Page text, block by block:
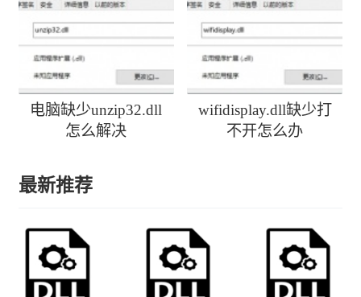
电脑缺少unzip32.dll
怎么解决
wifidisplay.dll缺少打
不开怎么办
最新推荐